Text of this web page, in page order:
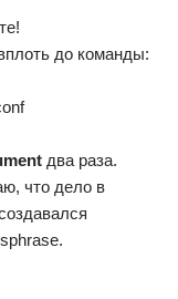
до команды:
два раза.
что дело в